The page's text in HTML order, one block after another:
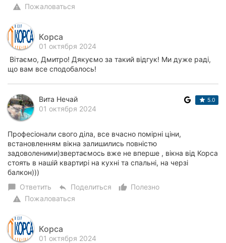
warning Пожаловаться
Корса
01 октября 2024
Вітаємо, Дмитро! Дякуємо за такий відгук! Ми дуже раді,
що вам все сподобалось!
Вита Нечай
01 октября 2024
5.0
Професіонали свого діла, все вчасно помірні ціни,
встановленням вікна залишились повністю
задоволеними)звертаємось вже не вперше , вікна від Корса
стоять в нашій квартирі на кухні та спальні, на черзі
балкон)))
chat_bubble Ответить reply Поделиться thumb_up_alt
Полезно
warning Пожаловаться
Корса
01 октября 2024